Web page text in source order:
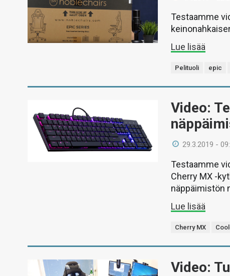
Testaamme
Lue lisää
Pelituoli epic
Video:
29.3.2019 -
Testaamme
Cherry MX -
näppäimistön
Lue lisää
Cherry MX
Video: